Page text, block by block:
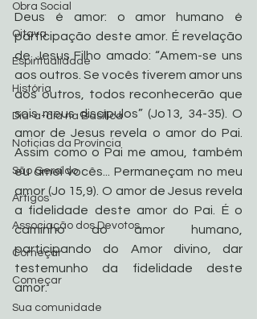
Obra Social
Oitava
Espiritualidade
História
Dia-a-dia na Basílica
Noticias da Província
São Geraldo
Artigos
Associação dos Devotos
Começar
Começar
Sua comunidade
Deus é amor: o amor humano é
participação deste amor. É revelação
de Jesus Filho amado: “Amem-se uns
aos outros. Se vocês tiverem amor uns
aos outros, todos reconhecerão que
sois meus discípulos” (Jo13, 34-35). O
amor de Jesus revela o amor do Pai.
Assim como o Pai me amou, também
eu amei vocês... Permaneçam no meu
amor (Jo 15,9). O amor de Jesus revela
a fidelidade deste amor do Pai. É o
caminho do amor humano,
participando do Amor divino, dar
testemunho da fidelidade deste
amor.